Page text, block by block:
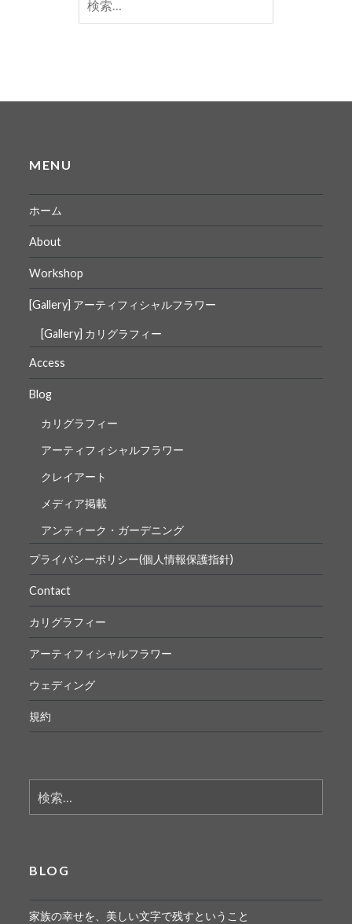
MENU
ホーム
About
Workshop
[Gallery] アーティフィシャルフラワー
[Gallery] カリグラフィー
Access
Blog
カリグラフィー
アーティフィシャルフラワー
クレイアート
メディア掲載
アンティーク・ガーデニング
プライバシーポリシー(個人情報保護指針)
Contact
カリグラフィー
アーティフィシャルフラワー
ウェディング
規約
索:
BLOG
家族の幸せを、美しい文字で残すということ